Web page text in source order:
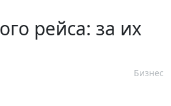
рейса: за их
Бизнес